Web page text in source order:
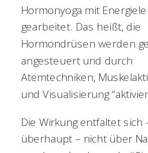
Hormonyoga mit
gearbeitet. Das heißt, die
Hormondrüsen werden
angesteuert und durch
Atemtechniken,
und Visualisierung
Die Wirkung entfaltet sich
überhaupt – nicht über